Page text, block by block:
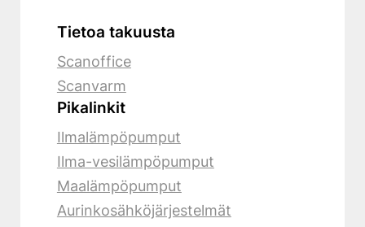
Tietoa takuusta
Scanoffice
Scanvarm
Pikalinkit
Ilmalämpöpumput
Ilma-vesilämpöpumput
Maalämpöpumput
Aurinkosähköjärjestelmät